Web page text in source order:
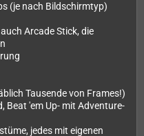
(je nach Bildschirmtyp)
Arcade Stick, die
Tausende von Frames!)
Beat 'em Up- mit Adventure-
jedes mit eigenen